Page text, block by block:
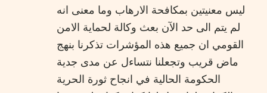
ليس معنيتين بمكافحة الارهاب وما معنى انه
لم يتم الى حد الآن بعث وكالة لحماية الامن
القومي ان جميع هذه المؤشرات تذكرنا بنهج
ماض قريب وتجعلنا نتساءل عن مدى جدية
الحكومة الحالية في انجاح ثورة الحرية